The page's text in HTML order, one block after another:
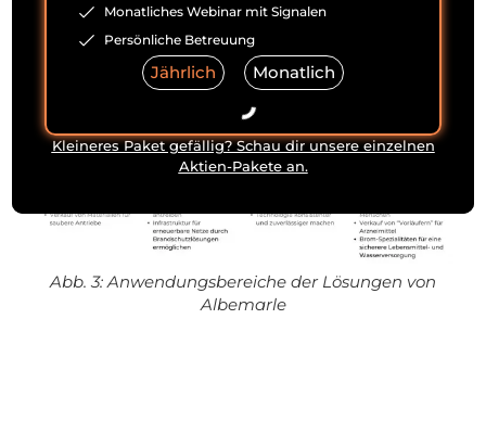
Ölindustrie für die Aufwertung von Kraftstoffen
verwendet.
Abb. 3: Anwendungsbereiche der Lösungen von
Albemarle
Monatliches Webinar mit Signalen
Persönliche Betreuung
Jährlich Monatlich
Kleineres Paket gefällig? Schau dir unsere einzelnen
Aktien-Pakete an.